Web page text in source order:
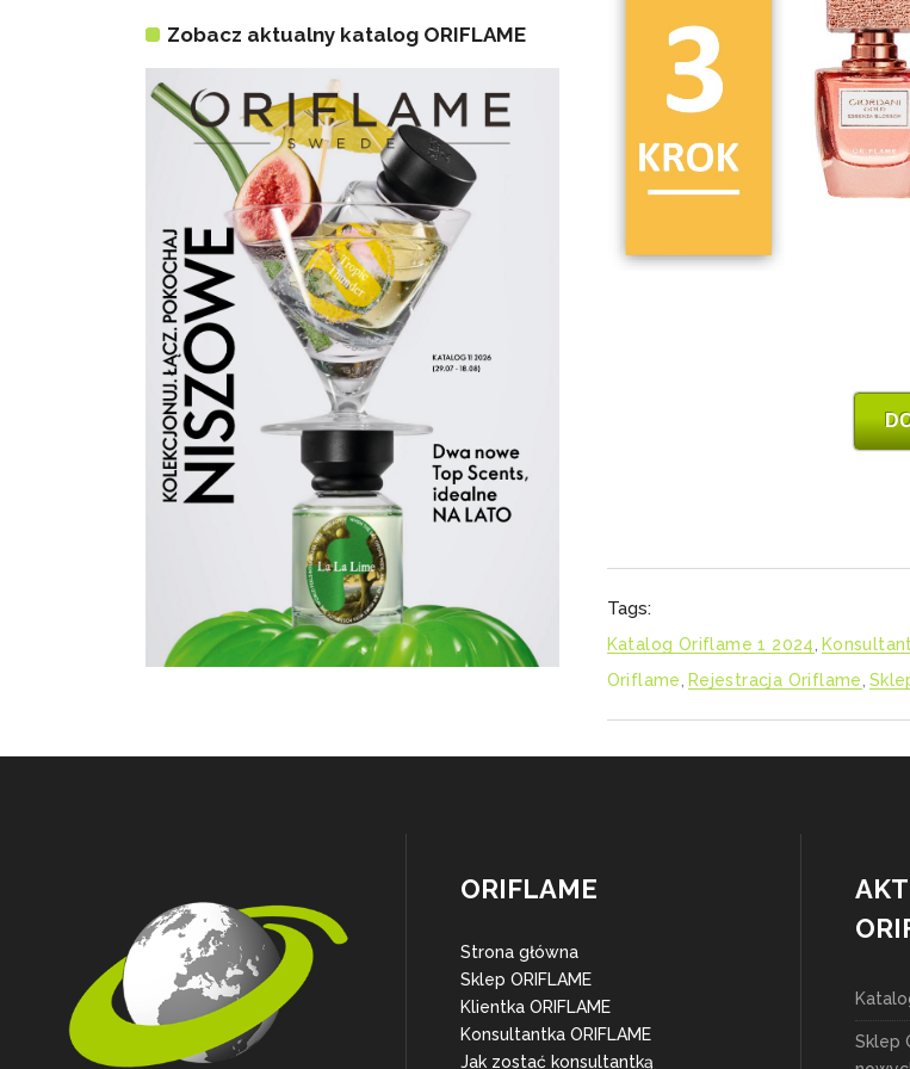
Zobacz aktualny katalog ORIFLAME
Tags:
Katalog Oriflame 1 2024
Oriflame
Rejestracja Oriflame
ORIFLAME
Strona główna
Sklep ORIFLAME
Klientka ORIFLAME
Konsultantka ORIFLAME
Jak zostać konsultantką
Sklep